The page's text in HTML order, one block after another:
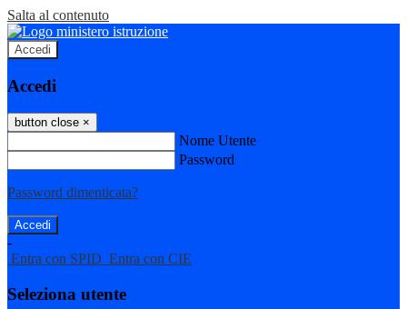
Salta al contenuto
Accedi
Accedi
button close ×
Nome Utente
Password
Password dimenticata?
-
Entra con SPID Entra con CIE
Seleziona utente